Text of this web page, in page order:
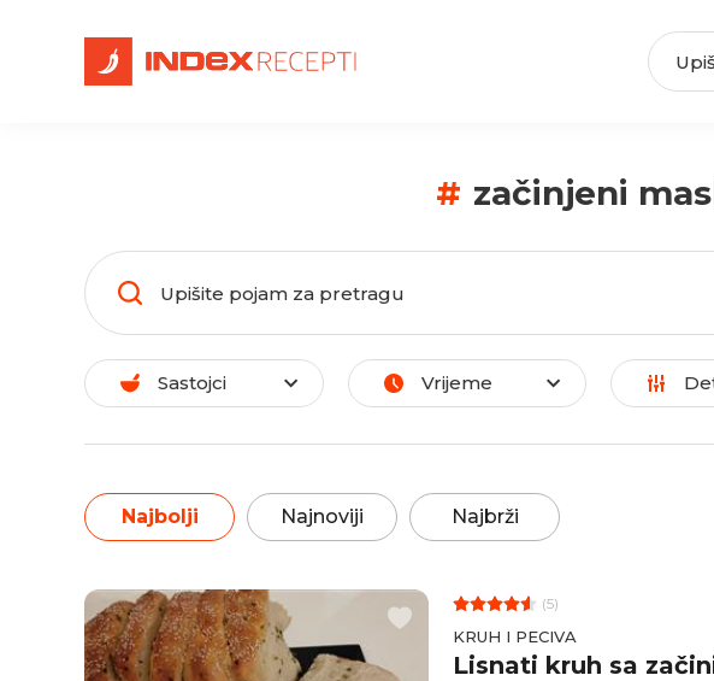
# začinjeni
Sastojci Vrijeme
Najbolji Najnoviji Najbrži
(5)
KRUH I PECIVA
Lisnati kruh sa